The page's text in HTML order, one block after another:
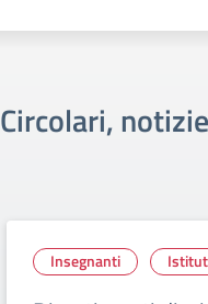
Circolari,
Insegnanti